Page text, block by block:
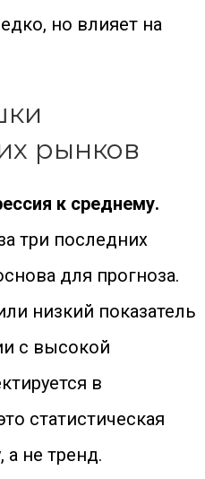
но влияет на
рынков
к среднему.
три последних
для прогноза.
низкий показатель
с высокой
в
статистическая
а не тренд.